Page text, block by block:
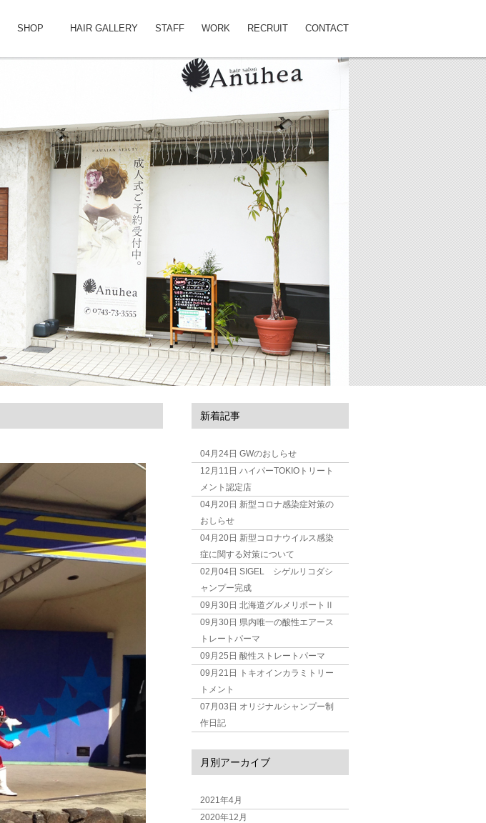
CONTACT
RECRUIT
WORK
STAFF
HAIR GALLERY
SHOP
新着記事
04月24日 GWのおしらせ
12月11日 ハイパーTOKIOトリート
メント認定店
04月20日 新型コロナ感染症対策の
おしらせ
04月20日 新型コロナウイルス感染
症に関する対策について
02月04日 SIGEL シゲルリコダシ
ャンプー完成
09月30日 北海道グルメリポートⅡ
09月30日 県内唯一の酸性エアース
トレートパーマ
09月25日 酸性ストレートパーマ
09月21日
トキオインカラミトリー
トメント
07月03日 オリジナルシャンプー制
作日記
月別アーカイブ
2021年4月
2020年12月